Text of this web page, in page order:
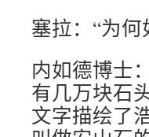
塞拉：“为何
内如德博士
有几万块石
文字描绘了